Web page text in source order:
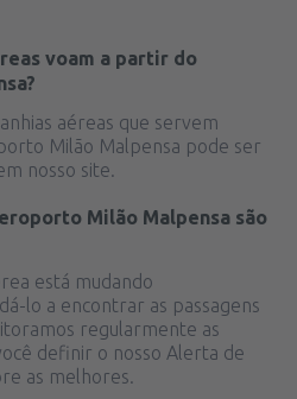
voam a partir do
aéreas que servem
Milão Malpensa pode ser
nosso site.
Milão Malpensa são
está mudando
lo a encontrar as passagens
regularmente as
definir o nosso Alerta de
as melhores.